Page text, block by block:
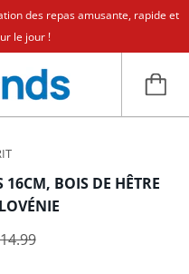
des repas amusante, rapide et
le jour !
BOIS DE HÊTRE